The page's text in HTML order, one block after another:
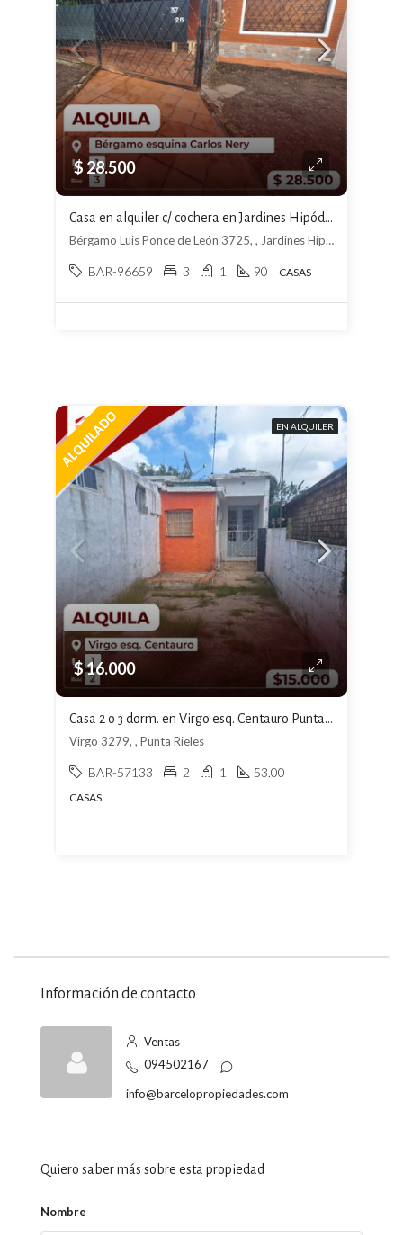
$ 28.500
Casa en alquiler c/ cochera en Jardines Hipódromo
Bérgamo Luis Ponce de León 3725, , Jardines Hipódromo
BAR-96659 3 1 90 CASAS
EN ALQUILER
$ 16.000
Casa 2 o 3 dorm. en Virgo esq. Centauro Punta de Rieles $16000
Virgo 3279, , Punta Rieles
BAR-57133 2 1 53.00
CASAS
Información de contacto
Ventas
094502167
info@barcelopropiedades.com
Quiero saber más sobre esta propiedad
Nombre